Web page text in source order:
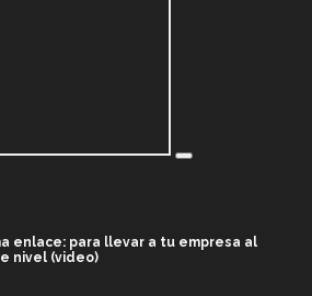
enlace: para llevar a tu empresa al
nivel (video)